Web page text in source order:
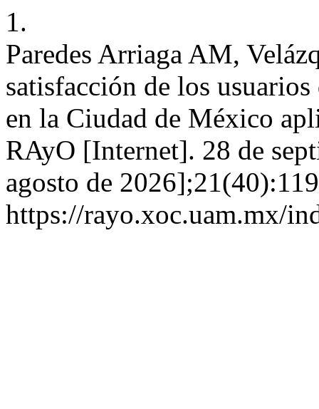
1.
Paredes Arriaga AM,
satisfacción de los
en la Ciudad de México
RAyO [Internet]. 28 de
agosto de
https://rayo.xoc.uam.mx/